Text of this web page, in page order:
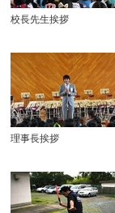
校長先生挨拶
理事長挨拶